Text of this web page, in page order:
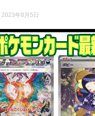
2023年8月5日